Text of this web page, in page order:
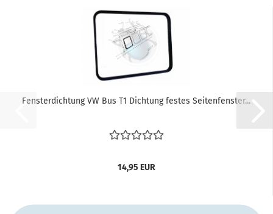
Fensterdichtung VW Bus T1 Dichtung festes Seitenfenster...
14,95 EUR